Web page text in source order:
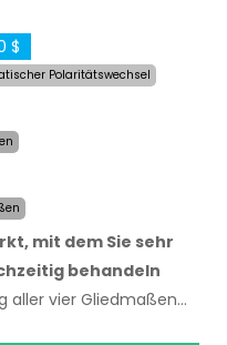
$
Polaritätswechsel
mit dem Sie sehr
behandeln
aller vier Gliedmaßen
auf maximal 24